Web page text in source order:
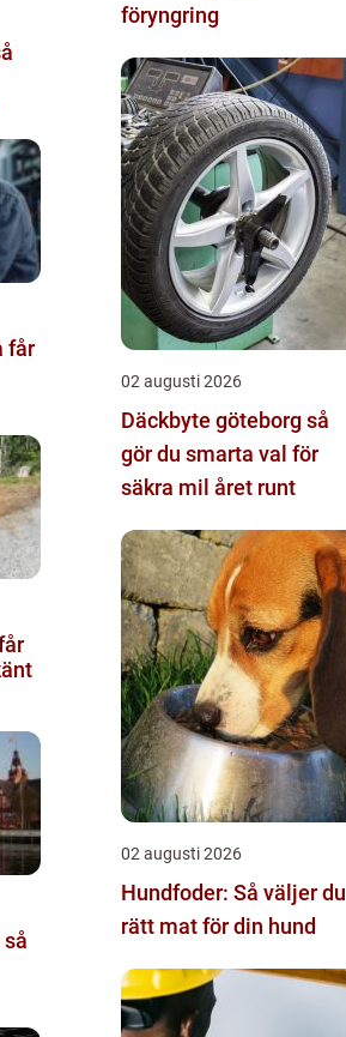
föryngring
02 augusti 2026
Däckbyte göteborg så
gör du smarta val för
säkra mil året runt
02 augusti 2026
Hundfoder: Så väljer du
rätt mat för din hund